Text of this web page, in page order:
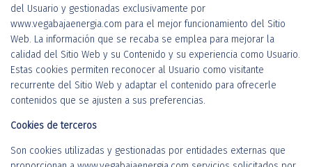
del Usuario y gestionadas exclusivamente por
www.vegabajaenergia.com para el mejor funcionamiento del Sitio
Web. La información que se recaba se emplea para mejorar la
calidad del Sitio Web y su Contenido y su experiencia como Usuario.
Estas cookies permiten reconocer al Usuario como visitante
recurrente del Sitio Web y adaptar el contenido para ofrecerle
contenidos que se ajusten a sus preferencias.
Cookies de terceros
Son cookies utilizadas y gestionadas por entidades externas que